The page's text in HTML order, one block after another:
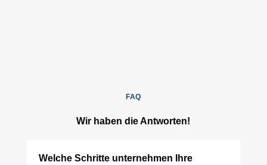
FAQ
Wir haben die Antworten!
Welche Schritte unternehmen Ihre